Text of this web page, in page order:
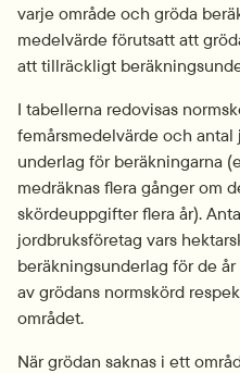
varje område och gröda
medelvärde förutsatt att
att tillräckligt
I tabellerna redovisas
femårsmedelvärde och
underlag för beräkningarna
medräknas flera gånger om
skördeuppgifter flera år).
jordbruksföretag vars
beräkningsunderlag för de
av grödans normskörd
området.
När grödan saknas i ett